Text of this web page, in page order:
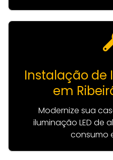
Instalação de
em
Modernize sua
iluminação LED de
consumo